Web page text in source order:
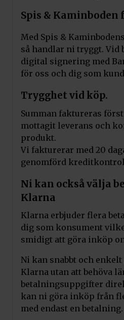
Spis & Kaminboden
Med Spis &
så handlar ni tryggt. Vid
digital signering med
för oss och dig som
Trygghet vid köp.
Summan faktureras
mottagit leverans och
produkt.
Vi fakturerar med 20
genomförd
Ni kan också välja
Klarna
Klarna erbjuder flera
dig som konsument
smidigt att göra inköp
Ni kan snabbt och
Klarna utan att behöva
betalningsuppgifter
kan ni göra inköp från
med endast en betalning.